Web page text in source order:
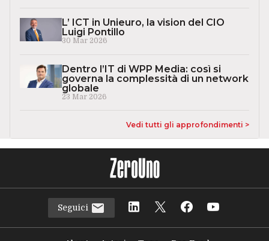
L’ ICT in Unieuro, la vision del CIO
Luigi Pontillo
30 Mar 2026
Dentro l’IT di WPP Media: così si
governa la complessità di un network
globale
23 Mar 2026
Vedi tutti gli approfondimenti >
Seguici